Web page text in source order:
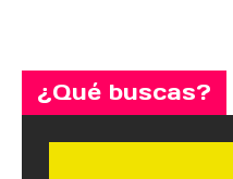
¿Qué buscas?